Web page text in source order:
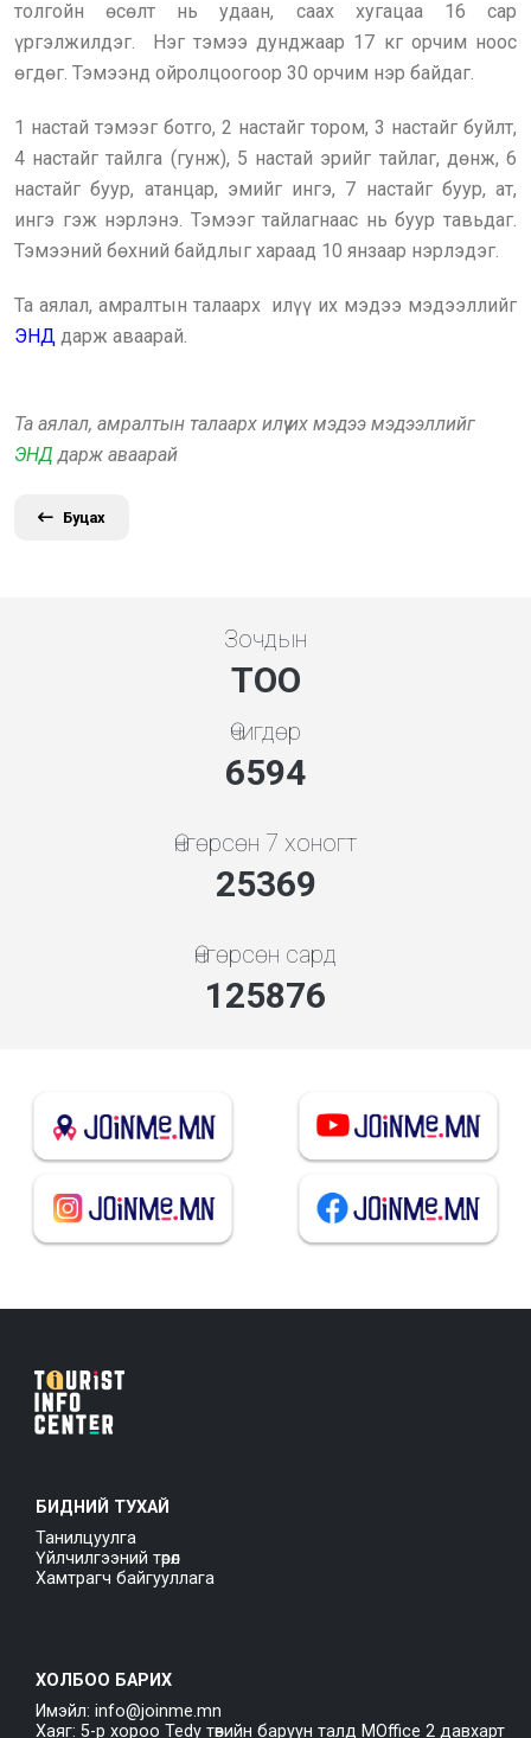
толгойн өсөлт нь удаан, саах хугацаа 16 сар
үргэлжилдэг. Нэг тэмээ дунджаар 17 кг орчим ноос
өгдөг. Тэмээнд ойролцоогоор 30 орчим нэр байдаг.
1 настай тэмээг ботго, 2 настайг тором, 3 настайг буйлт,
4 настайг тайлга (гунж), 5 настай эрийг тайлаг, дөнж, 6
настайг буур, атанцар, эмийг ингэ, 7 настайг буур, ат,
ингэ гэж нэрлэнэ. Тэмээг тайлагнаас нь буур тавьдаг.
Тэмээний бөхний байдлыг хараад 10 янзаар нэрлэдэг.
Та аялал, амралтын талаарх илүү их мэдээ мэдээллийг
ЭНД дарж аваарай.
Та аялал, амралтын талаарх илүү их мэдээ мэдээллийг
ЭНД дарж аваарай
Буцах
Зочдын
ТОО
Өчигдөр
7101
Өнгөрсөн 7 хоногт
27321
Өнгөрсөн сард
135558
БИДНИЙ ТУХАЙ
Танилцуулга
Үйлчилгээний төрөл
Хамтрагч байгууллага
ХОЛБОО БАРИХ
Имэйл: info@joinme.mn
Хаяг: 5-р хороо Tedy төвийн баруун талд MOffice 2 давхарт